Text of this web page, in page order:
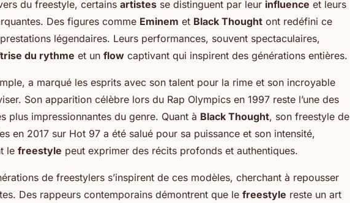
du freestyle, certains artistes se distinguent par leur influence et leurs
Des figures comme Eminem et Black Thought ont redéfini ce
légendaires. Leurs performances, souvent spectaculaires,
du rythme et un flow captivant qui inspirent des générations entières.
a marqué les esprits avec son talent pour la rime et son incroyable
Son apparition célèbre lors du Rap Olympics en 1997 reste l’une des
plus impressionnantes du genre. Quant à Black Thought, son freestyle de
en 2017 sur Hot 97 a été salué pour sa puissance et son intensité,
le freestyle peut exprimer des récits profonds et authentiques.
de freestylers s’inspirent de ces modèles, cherchant à repousser
Des rappeurs contemporains démontrent que le freestyle reste un art